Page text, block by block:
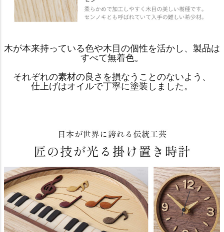
木が本来持っている色や木目の個性を活かし、製品は
すべて無着色。
それぞれの素材の良さを損なうことのないよう、
仕上げはオイルで丁寧に塗装しました。